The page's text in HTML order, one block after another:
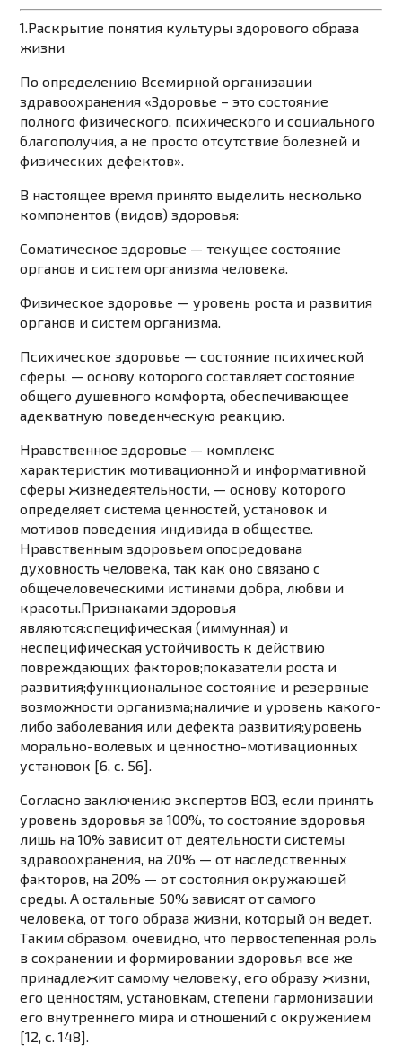
1.Раскрытие понятия культуры здорового образа
жизни
По определению Всемирной организации
здравоохранения «Здоровье – это состояние
полного физического, психического и социального
благополучия, а не просто отсутствие болезней и
физических дефектов».
В настоящее время принято выделить несколько
компонентов (видов) здоровья:
Соматическое здоровье — текущее состояние
органов и систем организма человека.
Физическое здоровье — уровень роста и развития
органов и систем организма.
Психическое здоровье — состояние психической
сферы, — основу которого составляет состояние
общего душевного комфорта, обеспечивающее
адекватную поведенческую реакцию.
Нравственное здоровье — комплекс
характеристик мотивационной и информативной
сферы жизнедеятельности, — основу которого
определяет система ценностей, установок и
мотивов поведения индивида в обществе.
Нравственным здоровьем опосредована
духовность человека, так как оно связано с
общечеловеческими истинами добра, любви и
красоты.Признаками здоровья
являются:специфическая (иммунная) и
неспецифическая устойчивость к действию
повреждающих факторов;показатели роста и
развития;функциональное состояние и резервные
возможности организма;наличие и уровень какого-
либо заболевания или дефекта развития;уровень
морально-волевых и ценностно-мотивационных
установок [6, c. 56].
Согласно заключению экспертов ВОЗ, если принять
уровень здоровья за 100%, то состояние здоровья
лишь на 10% зависит от деятельности системы
здравоохранения, на 20% — от наследственных
факторов, на 20% — от состояния окружающей
среды. А остальные 50% зависят от самого
человека, от того образа жизни, который он ведет.
Таким образом, очевидно, что первостепенная роль
в сохранении и формировании здоровья все же
принадлежит самому человеку, его образу жизни,
его ценностям, установкам, степени гармонизации
его внутреннего мира и отношений с окружением
[12, c. 148].